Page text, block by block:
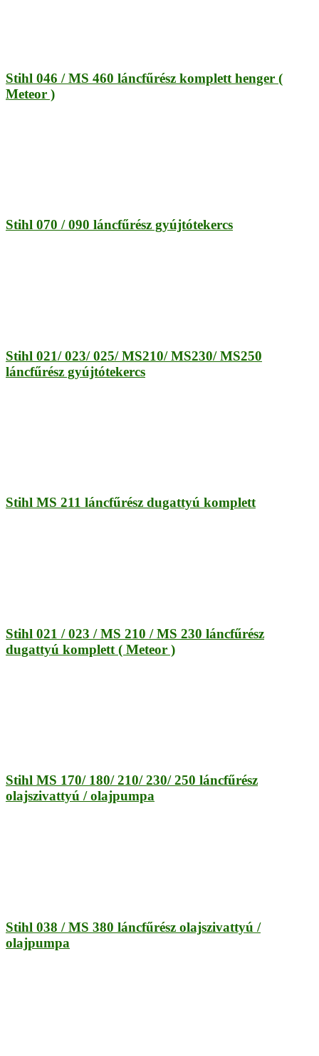
Stihl 046 / MS 460 láncfűrész komplett henger (
Meteor )
Stihl 070 / 090 láncfűrész gyújtótekercs
Stihl 021/ 023/ 025/ MS210/ MS230/ MS250
láncfűrész gyújtótekercs
Stihl MS 211 láncfűrész dugattyú komplett
Stihl 021 / 023 / MS 210 / MS 230 láncfűrész
dugattyú komplett ( Meteor )
Stihl MS 170/ 180/ 210/ 230/ 250 láncfűrész
olajszivattyú / olajpumpa
Stihl 038 / MS 380 láncfűrész olajszivattyú /
olajpumpa